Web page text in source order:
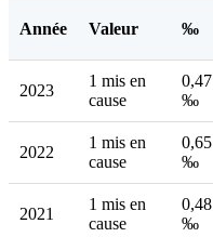
Année Valeur ‰
2023
1 mis en
cause
0,47
‰
2022
1 mis en
cause
0,65
‰
2021
1 mis en
cause
0,48
‰